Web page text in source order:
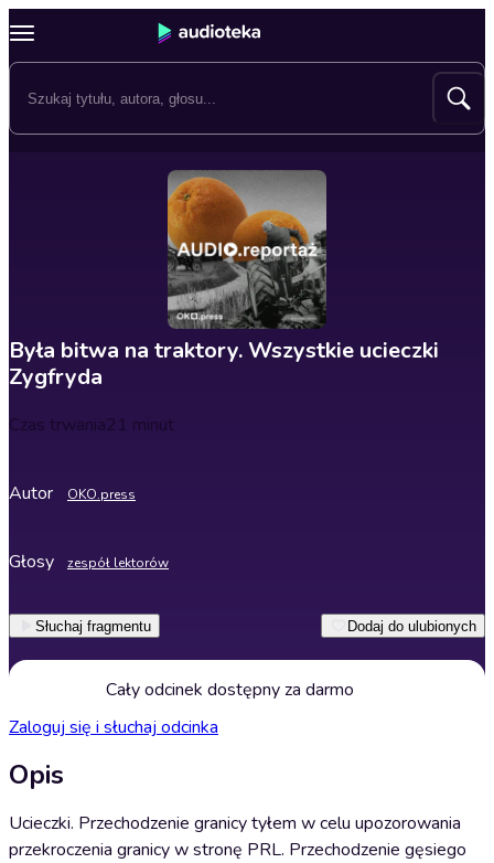
Była bitwa na traktory. Wszystkie ucieczki
Zygfryda
Czas trwania21 minut
Autor OKO.press
Głosy zespół lektorów
Słuchaj fragmentu Dodaj do ulubionych
Cały odcinek dostępny za darmo
Zaloguj się i słuchaj odcinka
Opis
Ucieczki. Przechodzenie granicy tyłem w celu upozorowania
przekroczenia granicy w stronę PRL. Przechodzenie gęsiego